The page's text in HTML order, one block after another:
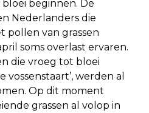
beginnen. De
Nederlanders die
pollen van grassen
soms overlast ervaren.
die vroeg tot bloei
vossenstaart’, werden al
Op dit moment
grassen al volop in